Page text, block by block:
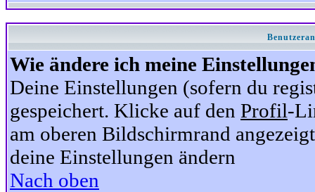
Wie ändere ich meine
Deine Einstellungen (sofern du
gespeichert. Klicke auf den Profil-
am oberen Bildschirmrand
deine Einstellungen ändern
Nach oben